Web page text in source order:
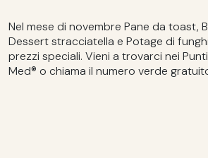
Nel mese di novembre Pane da toast,
Dessert stracciatella e Potage di
prezzi speciali. Vieni a trovarci nei
Med® o chiama il numero verde